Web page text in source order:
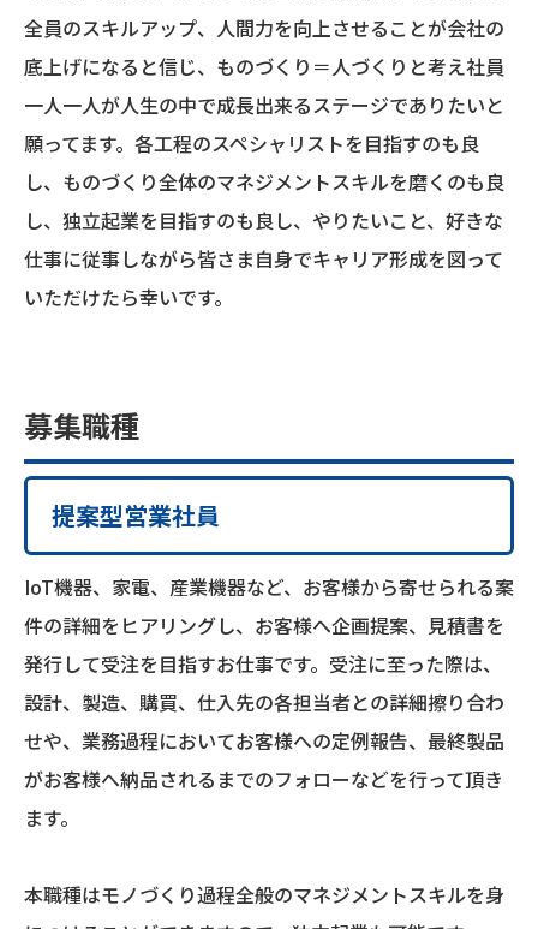
全員のスキルアップ、人間力を向上させることが会社の
底上げになると信じ、ものづくり＝人づくりと考え社員
一人一人が人生の中で成長出来るステージでありたいと
願ってます。各工程のスペシャリストを目指すのも良
し、ものづくり全体のマネジメントスキルを磨くのも良
し、独立起業を目指すのも良し、やりたいこと、好きな
仕事に従事しながら皆さま自身でキャリア形成を図って
いただけたら幸いです。
募集職種
提案型営業社員
IoT機器、家電、産業機器など、お客様から寄せられる案
件の詳細をヒアリングし、お客様へ企画提案、見積書を
発行して受注を目指すお仕事です。受注に至った際は、
設計、製造、購買、仕入先の各担当者との詳細擦り合わ
せや、業務過程においてお客様への定例報告、最終製品
がお客様へ納品されるまでのフォローなどを行って頂き
ます。
本職種はモノづくり過程全般のマネジメントスキルを身